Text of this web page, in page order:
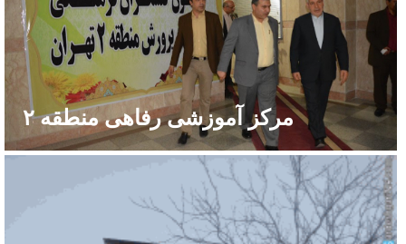
مرکز آموزشی رفاهی منطقه ۲